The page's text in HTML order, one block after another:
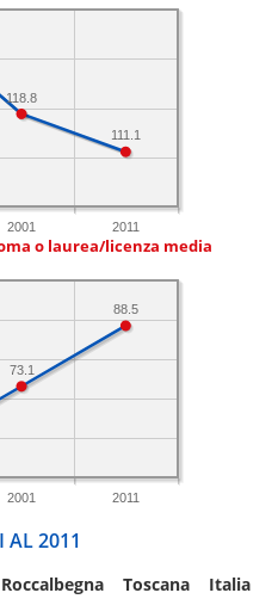
2001 2011
111.1
118.8
o laurea/licenza media
2001 2011
88.5
73.1
AL 2011
Roccalbegna Toscana Italia